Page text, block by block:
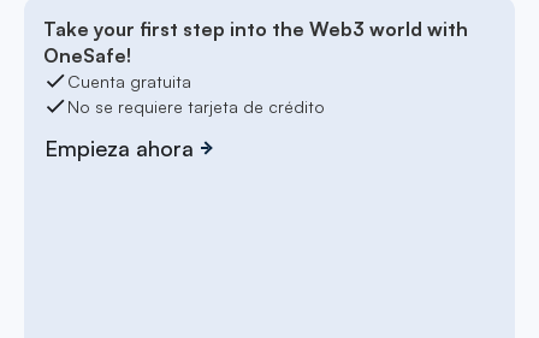
Take your first step into the Web3 world with
OneSafe!
Cuenta gratuita
No se requiere tarjeta de crédito
Empieza ahora